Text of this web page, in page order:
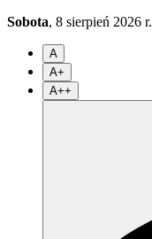
Sobota, 8 sierpień 2026 r.
A
A+
A++